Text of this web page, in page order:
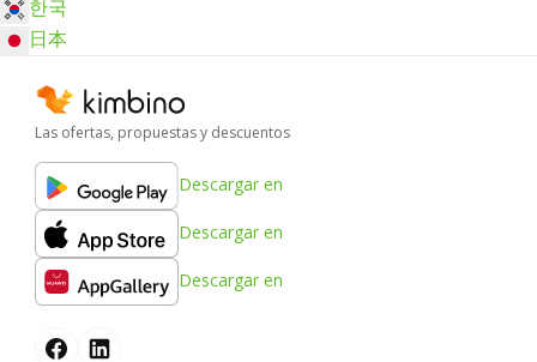
한국
日本
Las ofertas, propuestas y descuentos
Descargar en
Descargar en
Descargar en